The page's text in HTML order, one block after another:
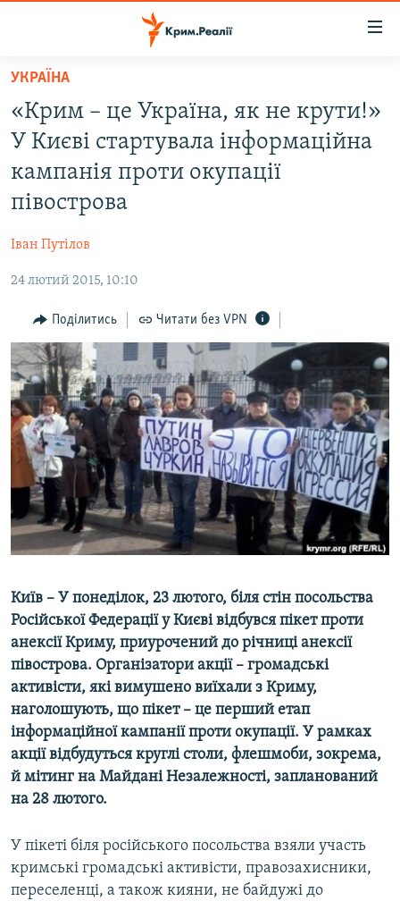
Перейти
основного
матеріалу
до
основної
Перейти
до
ВОДА.КРИМ
ВІДЕО ТА ФОТО
ПОЛІТИКА
ПОГЛЯД
ІНТЕРВ'Ю
ВСЕ ЗА ДЕНЬ
СПЕЦПРОЕКТИ
ДЕПОРТАЦІЯ
ВІДЕОУРОКИ «ELIFBE»
СВІДЧЕННЯ ОКУПАЦІЇ
УКРАЇНСЬКА ПРОБЛЕМА КРИМУ
ІНФОГРАФІКА
ЯК ОБІЙТИ БЛОКУВАННЯ
Русский
Qırımtatar
ДОЛУЧАЙСЯ!
Усі сайти RFE/RL
УКРАЇНА
«Крим – це Україна, як не крути!»
У Києві стартувала інформаційна
кампанія проти окупації
півострова
Іван Путілов
24 лютий 2015, 10:10
Поділитись Читати без VPN
Київ – У понеділок, 23 лютого, біля стін посольства
Російської Федерації у Києві відбувся пікет проти
анексії Криму, приурочений до річниці анексії
півострова. Організатори акції – громадські
активісти, які вимушено виїхали з Криму,
наголошують, що пікет – це перший етап
інформаційної кампанії проти окупації. У рамках
акції відбудуться круглі столи, флешмоби, зокрема,
й мітинг на Майдані Незалежності, запланований
на 28 лютого.
У пікеті біля російського посольства взяли участь
кримські громадські активісти, правозахисники,
переселенці, а також кияни, не байдужі до